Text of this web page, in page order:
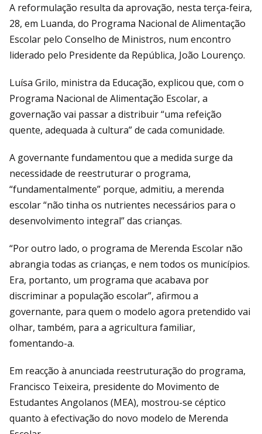
A reformulação resulta da aprovação, nesta terça-feira,
28, em Luanda, do Programa Nacional de Alimentação
Escolar pelo Conselho de Ministros, num encontro
liderado pelo Presidente da República, João Lourenço.
Luísa Grilo, ministra da Educação, explicou que, com o
Programa Nacional de Alimentação Escolar, a
governação vai passar a distribuir “uma refeição
quente, adequada à cultura” de cada comunidade.
A governante fundamentou que a medida surge da
necessidade de reestruturar o programa,
“fundamentalmente” porque, admitiu, a merenda
escolar “não tinha os nutrientes necessários para o
desenvolvimento integral” das crianças.
“Por outro lado, o programa de Merenda Escolar não
abrangia todas as crianças, e nem todos os municípios.
Era, portanto, um programa que acabava por
discriminar a população escolar”, afirmou a
governante, para quem o modelo agora pretendido vai
olhar, também, para a agricultura familiar,
fomentando-a.
Em reacção à anunciada reestruturação do programa,
Francisco Teixeira, presidente do Movimento de
Estudantes Angolanos (MEA), mostrou-se céptico
quanto à efectivação do novo modelo de Merenda